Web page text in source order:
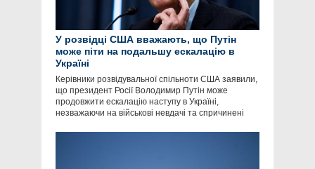
У розвідці США вважають, що Путін
може піти на подальшу ескалацію в
Україні
Керівники розвідувальної спільноти США заявили,
що президент Росії Володимир Путін може
продовжити ескалацію наступу в Україні,
незважаючи на військові невдачі та спричинені